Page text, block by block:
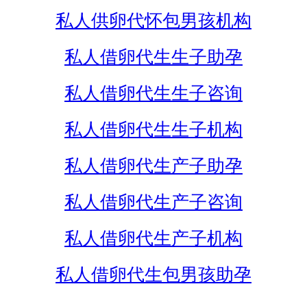
私人供卵代怀包男孩机构
私人借卵代生生子助孕
私人借卵代生生子咨询
私人借卵代生生子机构
私人借卵代生产子助孕
私人借卵代生产子咨询
私人借卵代生产子机构
私人借卵代生包男孩助孕